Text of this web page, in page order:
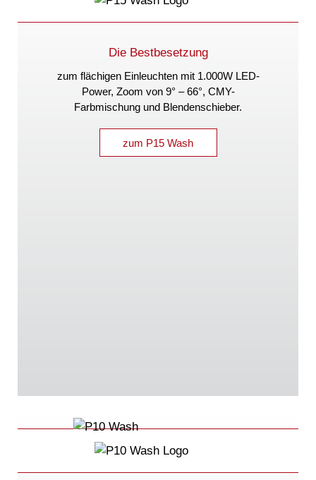
Die Bestbesetzung
zum flächigen Einleuchten mit 1.000W LED-
Power, Zoom von 9° – 66°, CMY-
Farbmischung und Blendenschieber.
zum P15 Wash